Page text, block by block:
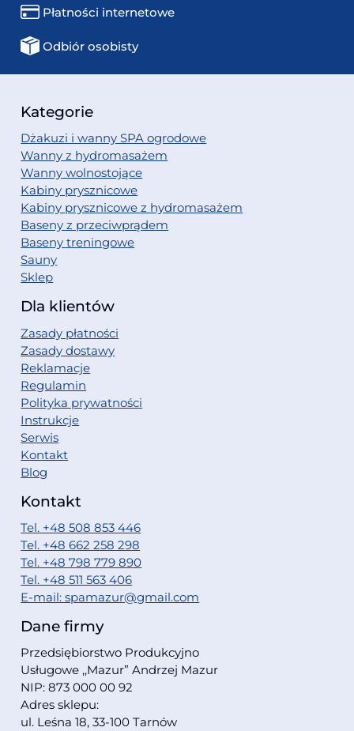
Płatności internetowe
Odbiór osobisty
Kategorie
Dżakuzi i wanny SPA ogrodowe
Wanny z hydromasażem
Wanny wolnostojące
Kabiny prysznicowe
Kabiny prysznicowe z hydromasażem
Baseny z przeciwprądem
Baseny treningowe
Sauny
Sklep
Dla klientów
Zasady płatności
Zasady dostawy
Reklamacje
Regulamin
Polityka prywatności
Instrukcje
Serwis
Kontakt
Blog
Kontakt
Tel. +48 508 853 446
Tel. +48 662 258 298
Tel. +48 798 779 890
Tel. +48 511 563 406
E-mail: spamazur@gmail.com
Dane firmy
Przedsiębiorstwo Produkcyjno
Usługowe ,,Mazur” Andrzej Mazur
NIP: 873 000 00 92
Adres sklepu:
ul. Leśna 18, 33-100 Tarnów